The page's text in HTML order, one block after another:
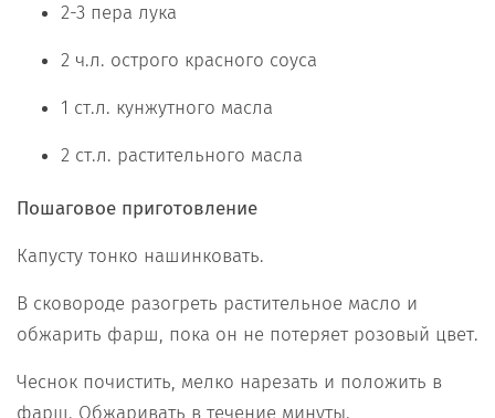
2-3 пера лука
2 ч.л. острого красного соуса
1 ст.л. кунжутного масла
2 ст.л. растительного масла
Пошаговое приготовление
Капусту тонко нашинковать.
В сковороде разогреть растительное масло и
обжарить фарш, пока он не потеряет розовый цвет.
Чеснок почистить, мелко нарезать и положить в
фарш. Обжаривать в течение минуты.